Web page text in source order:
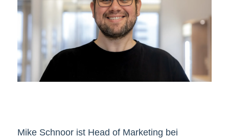
Mike Schnoor ist Head of Marketing bei